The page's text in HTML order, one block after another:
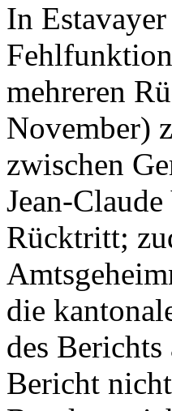
In
mehreren
November)
zwischen
Jean-
Rücktritt;
die
des
Bericht